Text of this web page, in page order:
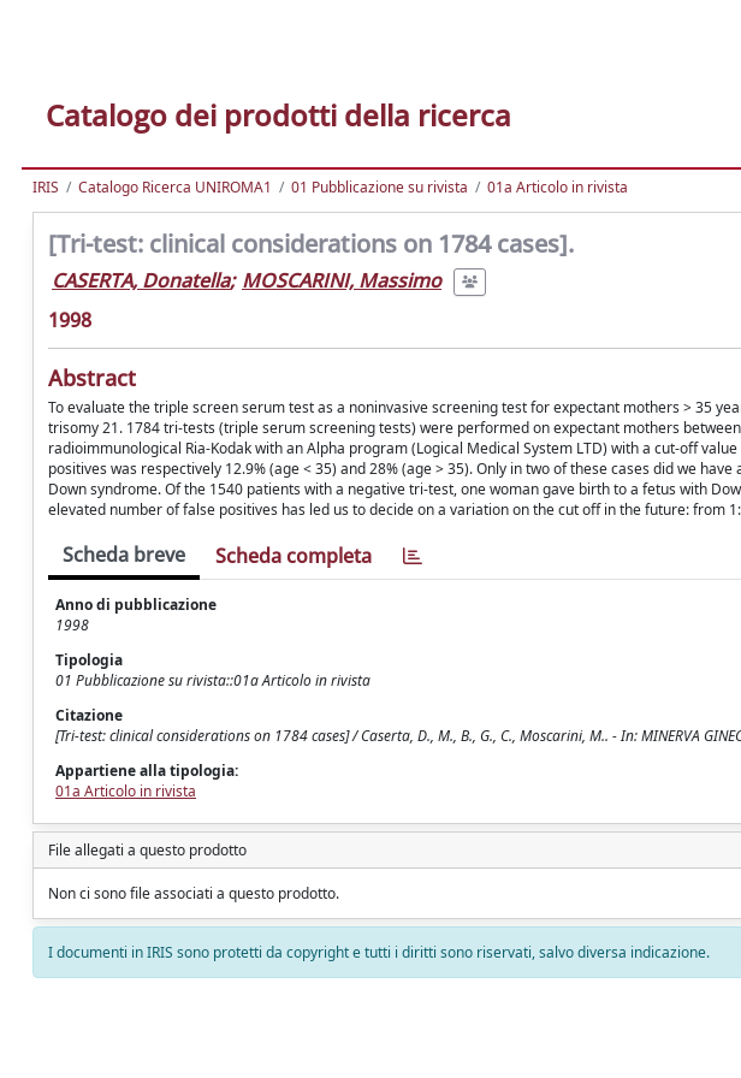
Catalogo dei prodotti della ricerca
IRIS Catalogo Ricerca UNIROMA1 01 Pubblicazione su rivista 01a Articolo in rivista
[Tri-test: clinical considerations on 1784 cases].
CASERTA, Donatella; MOSCARINI, Massimo
1998
Abstract
To evaluate the triple screen serum test as a noninvasive screening test for expectant mothers > 35
trisomy 21. 1784 tri-tests (triple serum screening tests) were performed on expectant mothers
radioimmunological Ria-Kodak with an Alpha program (Logical Medical System LTD) with a cut-off
positives was respectively 12.9% (age < 35) and 28% (age > 35). Only in two of these cases did we
Down syndrome. Of the 1540 patients with a negative tri-test, one woman gave birth to a fetus with
elevated number of false positives has led us to decide on a variation on the cut off in the future: from
Scheda breve Scheda completa
Anno di pubblicazione
1998
Tipologia
01 Pubblicazione su rivista::01a Articolo in rivista
Citazione
[Tri-test: clinical considerations on 1784 cases] / Caserta, D., M., B., G., C., Moscarini, M.. - In: MINERVA
Appartiene alla tipologia:
01a Articolo in rivista
File allegati a questo prodotto
Non ci sono file associati a questo prodotto.
I documenti in IRIS sono protetti da copyright e tutti i diritti sono riservati, salvo diversa indicazione.